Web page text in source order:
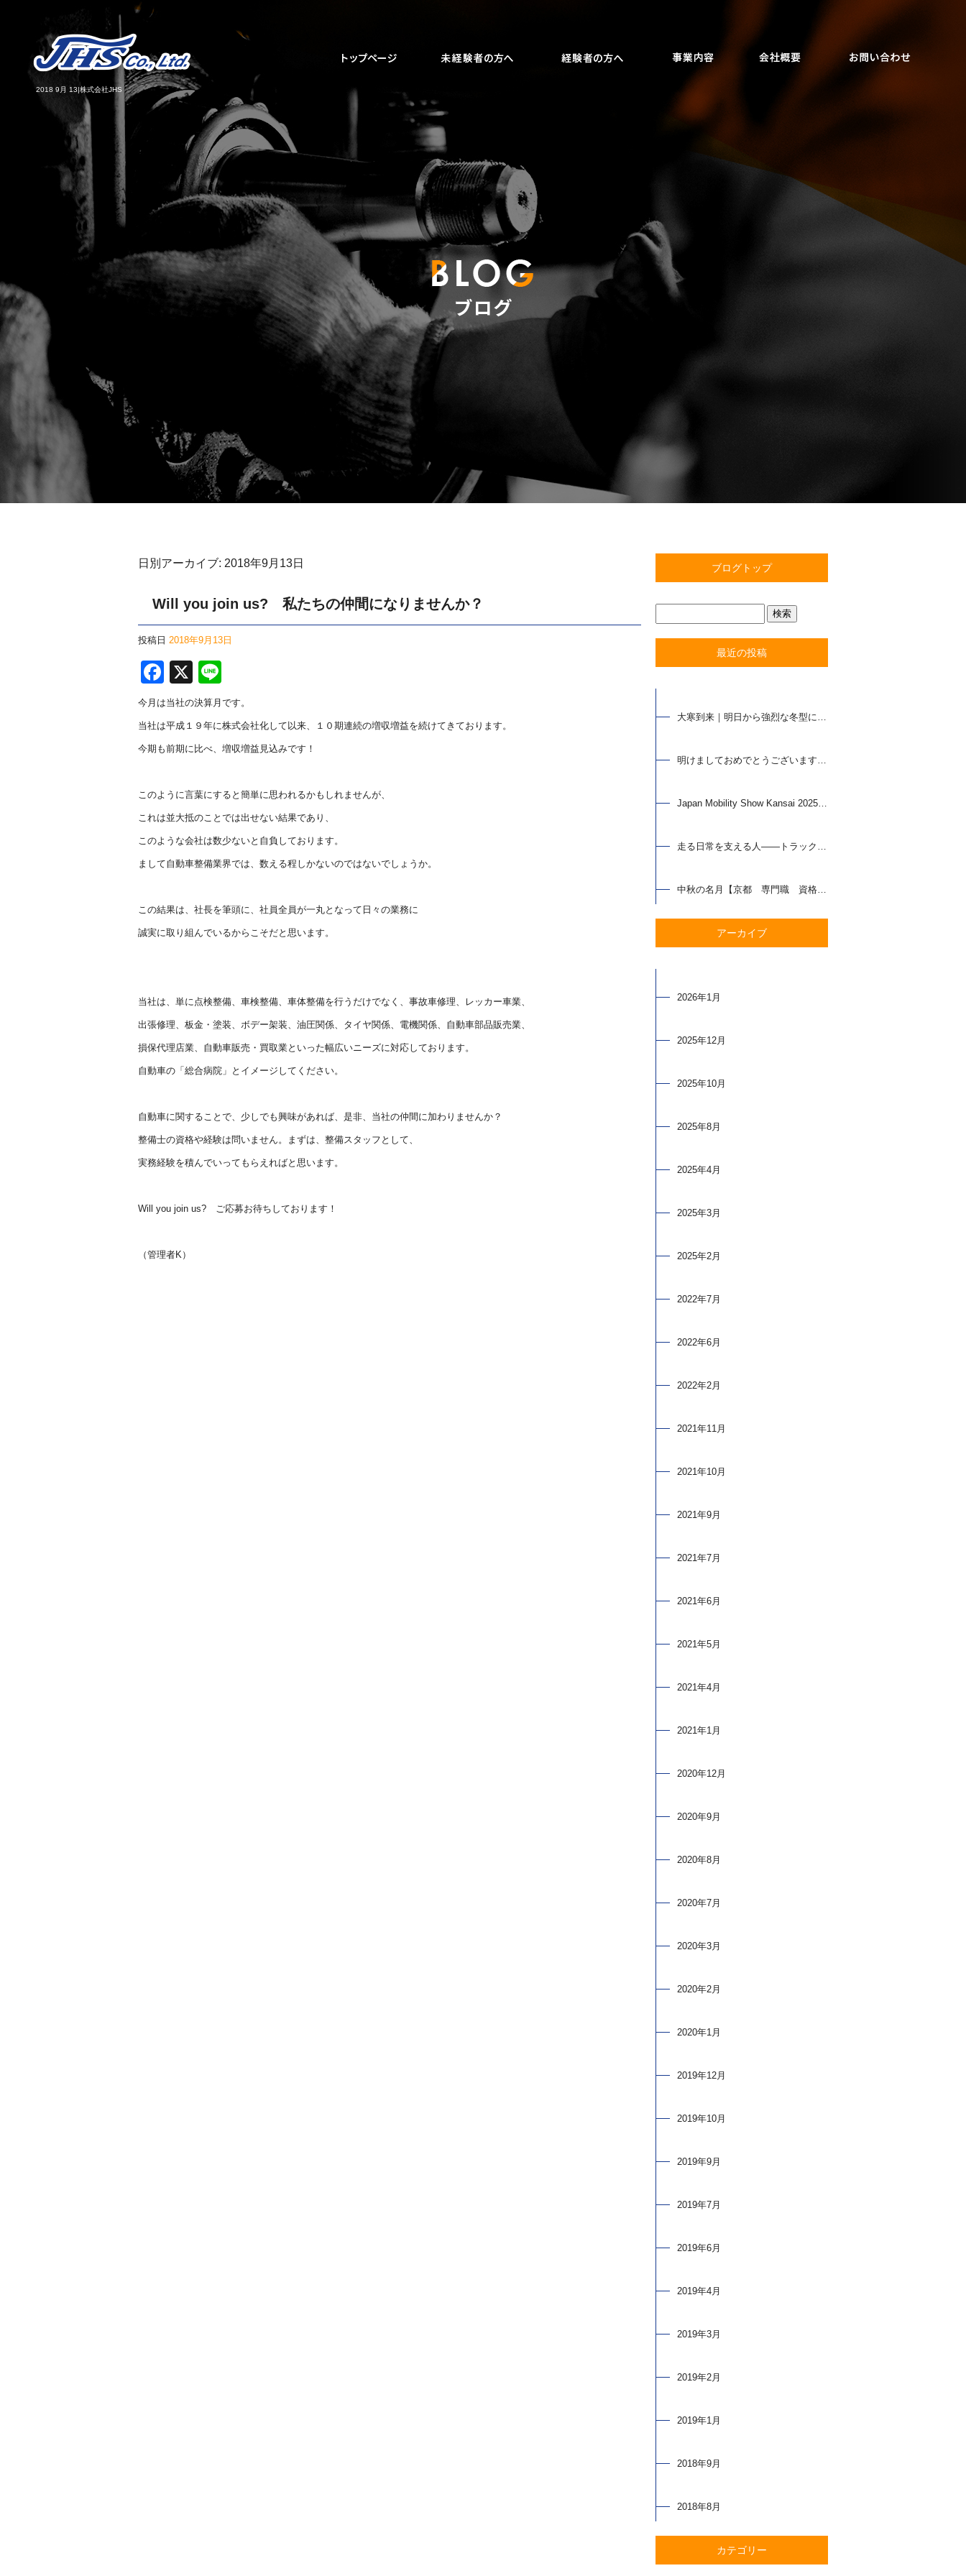
2018 9月 13|株式会社JHS
日別アーカイブ: 2018年9月13日
Will you join us? 私たちの仲間になりませんか？
投稿日 2018年9月13日
F
a
c
e
o
o
k
X
n
e
今月は当社の決算月です。
当社は平成１９年に株式会社化して以来、１０期連続の増収増益を続けてきております。
今期も前期に比べ、増収増益見込みです！
このように言葉にすると簡単に思われるかもしれませんが、
これは並大抵のことでは出せない結果であり、
このような会社は数少ないと自負しております。
まして自動車整備業界では、数える程しかないのではないでしょうか。
この結果は、社長を筆頭に、社員全員が一丸となって日々の業務に
誠実に取り組んでいるからこそだと思います。
当社は、単に点検整備、車検整備、車体整備を行うだけでなく、事故車修理、レッカー車業、
出張修理、板金・塗装、ボデー架装、油圧関係、タイヤ関係、電機関係、自動車部品販売業、
損保代理店業、自動車販売・買取業といった幅広いニーズに対応しております。
自動車の「総合病院」とイメージしてください。
自動車に関することで、少しでも興味があれば、是非、当社の仲間に加わりませんか？
整備士の資格や経験は問いません。まずは、整備スタッフとして、
実務経験を積んでいってもらえればと思います。
Will you join us? ご応募お待ちしております！
（管理者K）
ブログトップ
最近の投稿
大寒到来｜明日から強烈な冬型に…【京都 専門職 資格支援】
明けましておめでとうございます【京都 専門職 資格支援】
Japan Mobility Show Kansai 2025 行ってきました【京都 専門職 資格支援】
走る日常を支える人——トラック整備士の魅力とは【京都 専門職 資格支援】
中秋の名月【京都 専門職 資格支援】
アーカイブ
2026年1月
2025年12月
2025年10月
2025年8月
2025年4月
2025年3月
2025年2月
2022年7月
2022年6月
2022年2月
2021年11月
2021年10月
2021年9月
2021年7月
2021年6月
2021年5月
2021年4月
2021年1月
2020年12月
2020年9月
2020年8月
2020年7月
2020年3月
2020年2月
2020年1月
2019年12月
2019年10月
2019年9月
2019年7月
2019年6月
2019年4月
2019年3月
2019年2月
2019年1月
2018年9月
2018年8月
カテゴリー